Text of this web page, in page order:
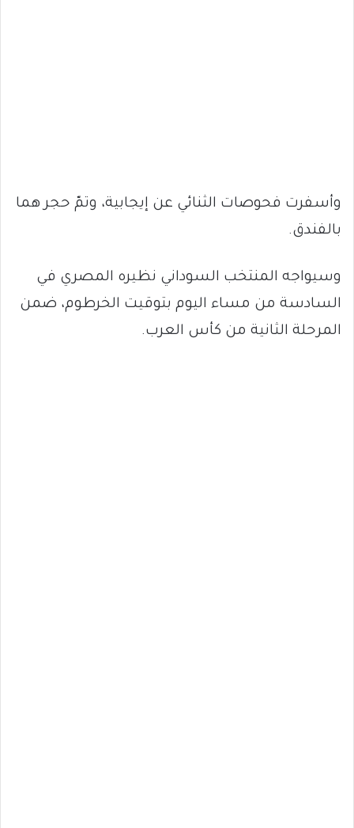
وأسفرت فحوصات الثنائي عن إيجابية، وتمّ حجر هما
بالفندق.
وسيواجه المنتخب السوداني نظيره المصري في
السادسة من مساء اليوم بتوقيت الخرطوم، ضمن
المرحلة الثانية من كأس العرب.